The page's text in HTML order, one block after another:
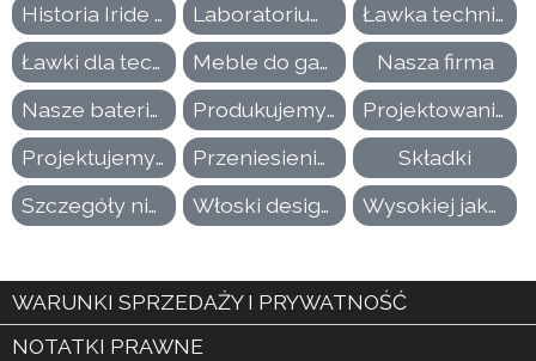
Historia Iride International
Laboratorium dentystyczne Forte i Pauluzzo - Buja (UD)
Ławka technika dentystycznego
Ławki dla techników dentystycznych dla szkół
Meble do gabinetów stomatologicznych
Nasza firma
Nasze baterie mieszające
Produkujemy we Włoszech
Projektowanie laboratoriów dentystycznych
Projektujemy nasze meble dentystyczne tak, aby ich montaż był bezproblemowy
Przeniesienie laboratorium dentystycznego
Składki
Szczegóły nie są sprawą drugorzędną
Włoski design mebli dentystycznych Wysokiej jakości blaty robocze
WARUNKI SPRZEDAŻY I PRYWATNOŚĆ
NOTATKI PRAWNE